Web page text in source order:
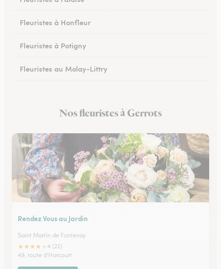
Fleuristes à Honfleur
Fleuristes à Potigny
Fleuristes au Molay-Littry
Fleuristes à Saint-Martin-de-Fontenay
Nos fleuristes à Gerrots
Rendez Vous au Jardin
Saint Martin de Fontenay
★★★★
4 (22)
49, route d'Harcourt